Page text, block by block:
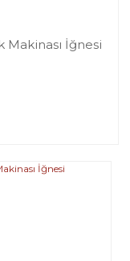
Makinası İğnesi